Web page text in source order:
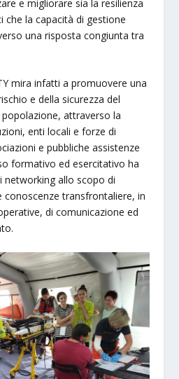
e migliorare sia la resilienza
che la capacità di gestione
una risposta congiunta tra
mira infatti a promuovere una
e della sicurezza del
attraverso la
enti locali e forze di
e pubbliche assistenze
formativo ed esercitativo ha
allo scopo di
transfrontaliere, in
di comunicazione ed